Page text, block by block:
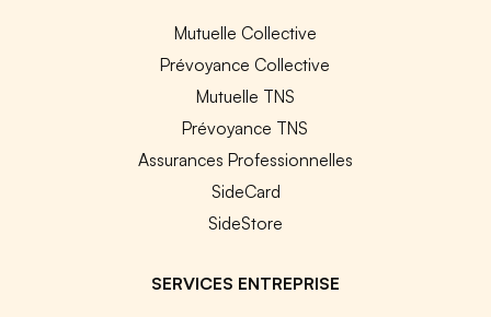
Mutuelle Collective
Prévoyance Collective
Mutuelle TNS
Prévoyance TNS
Assurances Professionnelles
SideCard
SideStore
SERVICES ENTREPRISE